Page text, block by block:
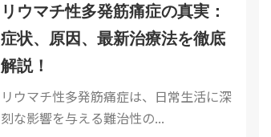
リウマチ性多発筋痛症の真実：
症状、原因、最新治療法を徹底
解説！
リウマチ性多発筋痛症は、日常生活に深
刻な影響を与える難治性の...